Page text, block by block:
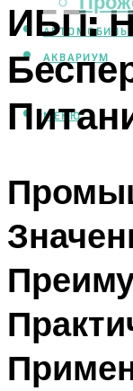
АКВАРИУМ
МЕНЮ
ИБП: